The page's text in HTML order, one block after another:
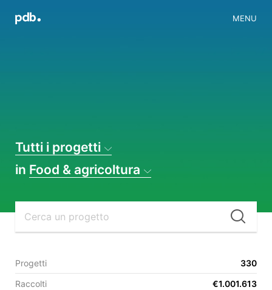
MENU
Tutti i progetti
in Food & agricoltura
330
Progetti
€1.001.613
Raccolti